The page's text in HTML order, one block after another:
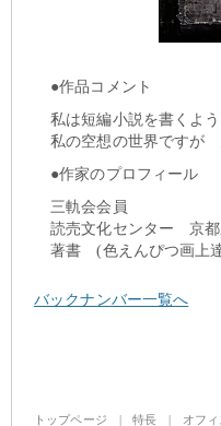
●作品コメント
私は短編小説を書くよ
私の空想の世界ですが
●作家のプロフィール
三軌会会員
読売文化センター 京
著書 (色えんぴつ画上
バックナンバー一覧へ
トップページ 特長 オフ